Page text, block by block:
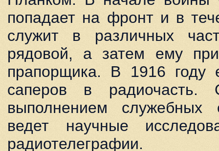
попадает на фронт и в
служит в различных
рядовой, а затем ему
прапорщика. В 1916 году
саперов в радиочасть.
выполнением служебных
ведет научные
радиотелеграфии.